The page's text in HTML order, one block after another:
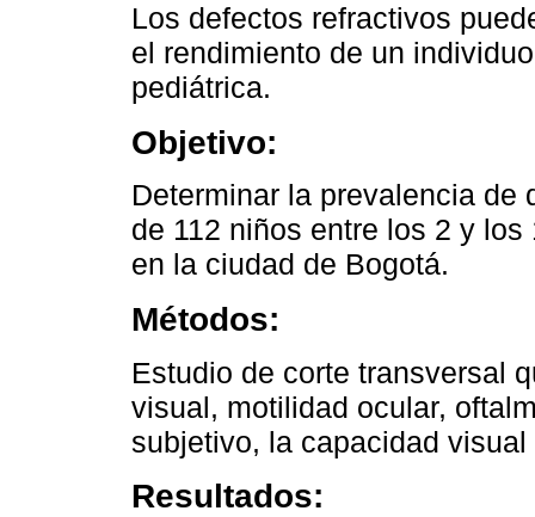
Los defectos refractivos
el rendimiento de un
pediátrica.
Objetivo:
Determinar la prevalencia de
de 112 niños entre los 2 y
en la ciudad de Bogotá.
Métodos:
Estudio de corte transversal
visual, motilidad ocular,
subjetivo, la capacidad
Resultados: